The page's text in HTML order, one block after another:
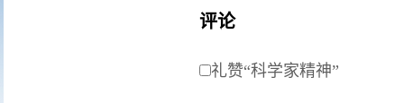
评论
礼赞“科学家精神”